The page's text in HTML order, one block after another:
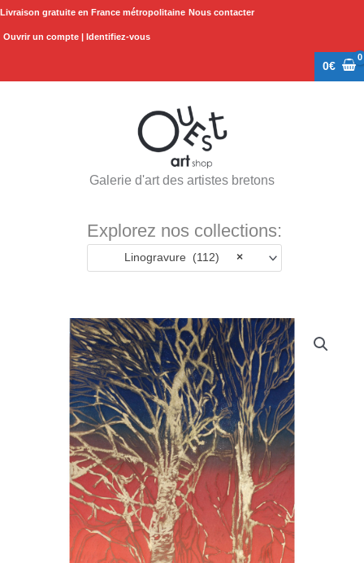
Aller
Livraison gratuite en France métropolitaine Nous contacter
Ouvrir un compte | Identifiez-vous
0€
Galerie d'art des artistes bretons
Explorez nos collections:
×
Linogravure (112)